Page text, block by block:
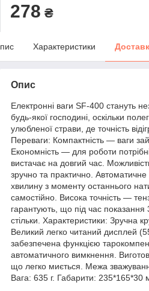
278 ₴
Характеристики
Опис
Електронні ваги SF-400 стануть
будь-якої господині, оскільки
улюбленої страви, де точність
Переваги: Компактність — ваги
Економність — для роботи
вистачає на довгий час.
зручно та практично.
хвилину з моменту останнього
самостійно. Висока точність —
гарантують, що під час
стільки. Характеристики: Зручна
Великий легко читаний дисплей
забезпечена функцією
автоматичного вимкнення.
що легко миється. Межа
Вага: 635 г. Габарити: 235*165*30